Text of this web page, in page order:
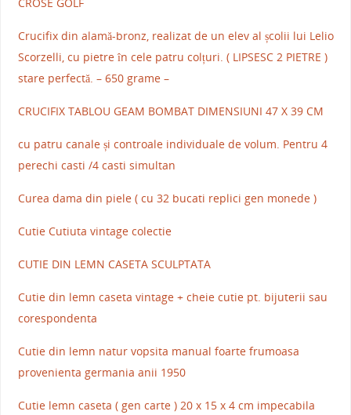
CROSE GOLF
Crucifix din alamă-bronz, realizat de un elev al școlii lui Lelio
Scorzelli, cu pietre în cele patru colțuri. ( LIPSESC 2 PIETRE )
stare perfectă. – 650 grame –
CRUCIFIX TABLOU GEAM BOMBAT DIMENSIUNI 47 X 39 CM
cu patru canale și controale individuale de volum. Pentru 4
perechi casti /4 casti simultan
Curea dama din piele ( cu 32 bucati replici gen monede )
Cutie Cutiuta vintage colectie
CUTIE DIN LEMN CASETA SCULPTATA
Cutie din lemn caseta vintage + cheie cutie pt. bijuterii sau
corespondenta
Cutie din lemn natur vopsita manual foarte frumoasa
provenienta germania anii 1950
Cutie lemn caseta ( gen carte ) 20 x 15 x 4 cm impecabila